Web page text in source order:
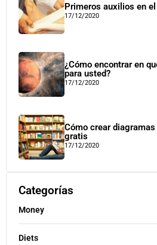
Primeros auxilios en
17/12/2020
¿Cómo encontrar en
para usted?
17/12/2020
Cómo crear
gratis
17/12/2020
Categorías
Money
Diets